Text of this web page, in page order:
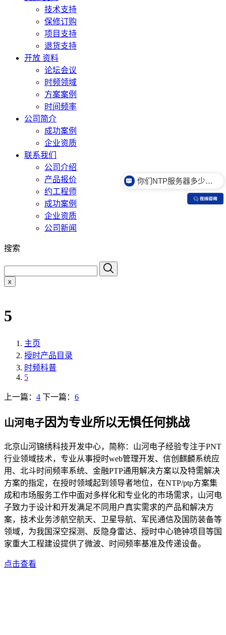
技术支持
保修订购
项目支持
退货支持
开放 资料
论坛会议
时频领域
方案案例
时间频率
公司简介
成功案例
企业资质
联系我们
公司介绍
产品报价
约工程师
成功案例
企业资质
公司新闻
搜索
x
5
主页
授时产品目录
时频科普
5
上一篇： 4 下一篇： 6
山河电子因为专业所以无惧任何挑战
北京山河锦绣科技开发中心，简称：山河电子经验专注于PNT
行业领域技术，专业从事授时web管理开发、信创麒麟系统应
用、北斗时间频率系统、金融PTP通用解决方案以及特需解决
方案的指定，在授时领域起到领导者地位，在NTP/ptp方案集
成和市场服务工作中面对多样化和专业化的市场需求，山河电
子致力于设计和开发满足不同用户真实需求的产品和解决方
案，技术业务涉航空航天、卫星导航、军民通信及国防装备等
领域，为我国深空探测、反隐身雷达、授时中心铯钟项目等国
家重大工程建设提供了微波、时间频率基准及传递设备。
点击查看
你们NTP服务器多少钱？